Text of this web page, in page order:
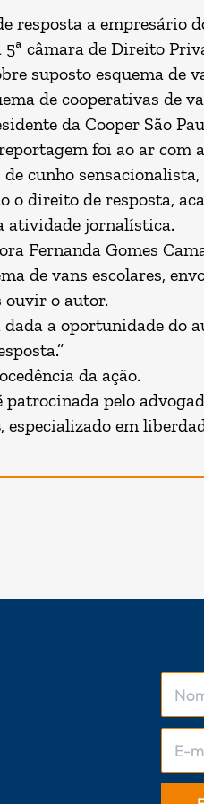
resposta a empresário
câmara de Direito
suposto esquema de
de cooperativas de
da Cooper São
foi ao ar
cunho
direito de resposta,
atividade jornalística.
Fernanda Gomes
de vans escolares,
ouvir o autor.
dada a oportunidade do
da ação.
patrocinada pelo
, especializado em